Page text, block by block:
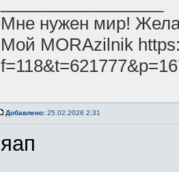
Мне нужен мир!
Мой MORAzilnik
Добавлено: 25.02.2026 2:31
яап